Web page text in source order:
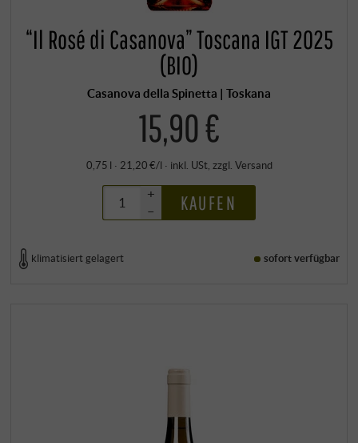
“Il Rosé di Casanova” Toscana IGT 2025
(BIO)
Casanova della Spinetta | Toskana
15,90 €
0,75 l · 21,20 €/l · inkl. USt, zzgl. Versand
+
–
KAUFEN
klimatisiert gelagert sofort verfügbar